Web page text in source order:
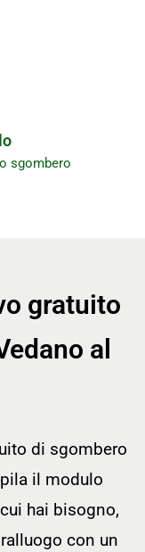
sgombero
gratuito
al
di sgombero
il modulo
hai bisogno,
con un